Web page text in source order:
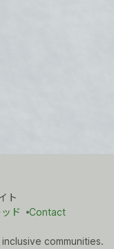
ト
ド
Contact
communities.